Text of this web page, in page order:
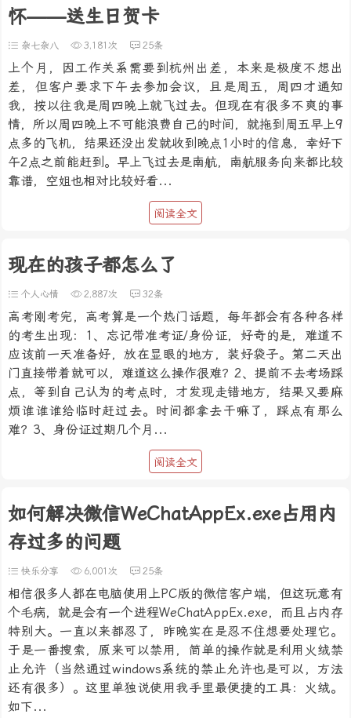
怀——送生日贺卡
杂七杂八 3,181次 25条
上个月，因工作关系需要到杭州出差，本来是极度不想出
差，但客户要求下午去参加会议，且是周五，周四才通知
我，按以往我是周四晚上就飞过去。但现在有很多不爽的事
情，所以周四晚上不可能浪费自己的时间，就拖到周五早上9
点多的飞机，结果还没出发就收到晚点1小时的信息，幸好下
午2点之前能赶到。早上飞过去是南航，南航服务向来都比较
靠谱，空姐也相对比较好看...
阅读全文
现在的孩子都怎么了
个人心情 2,887次 32条
高考刚考完，高考算是一个热门话题，每年都会有各种各样
的考生出现：1、忘记带准考证/身份证，好奇的是，难道不
应该前一天准备好，放在显眼的地方，装好袋子。第二天出
门直接带着就可以，难道这么操作很难？2、提前不去考场踩
点，等到自己认为的考点时，才发现走错地方，结果又要麻
烦谁谁谁给临时赶过去。时间都拿去干嘛了，踩点有那么
难？3、身份证过期几个月...
阅读全文
如何解决微信WeChatAppEx.exe占用内
存过多的问题
快乐分享 6,001次 25条
相信很多人都在电脑使用上PC版的微信客户端，但这玩意有
个毛病，就是会有一个进程WeChatAppEx.exe，而且占内存
特别大。一直以来都忍了，昨晚实在是忍不住想要处理它。
于是一番搜索，原来可以禁用，简单的操作就是利用火绒禁
止允许（当然通过windows系统的禁止允许也是可以，方法
还有很多）。这里单独说使用我手里最便捷的工具：火绒。
如下...